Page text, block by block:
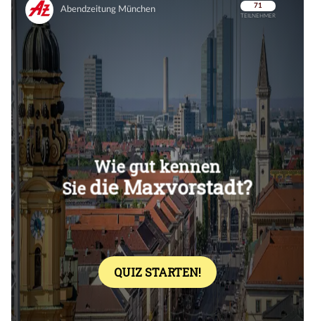
Überspringen
Überspringen